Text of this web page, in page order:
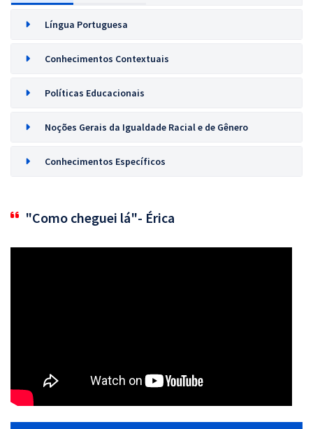
Língua Portuguesa
Conhecimentos Contextuais
Políticas Educacionais
Noções Gerais da Igualdade Racial e de Gênero
Conhecimentos Específicos
"Como cheguei lá"- Érica